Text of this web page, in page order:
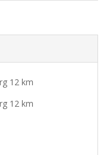
12 km
12 km